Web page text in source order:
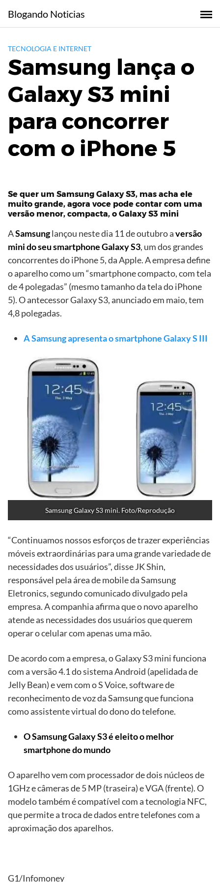
content
Blogando Noticias
TECNOLOGIA E INTERNET
Samsung lança o
Galaxy S3 mini
para concorrer
com o iPhone 5
Se quer um Samsung Galaxy S3, mas acha ele
muito grande, agora voce pode contar com uma
versão menor, compacta, o Galaxy S3 mini
ASamsunglançou neste dia 11 de outubro aversão
mini do seu smartphone Galaxy S3, um dos grandes
concorrentes do iPhone 5, da Apple. A empresa define
o aparelho como um “smartphone compacto, com tela
de 4 polegadas” (mesmo tamanho da tela do iPhone
5). O antecessor Galaxy S3, anunciado em maio, tem
4,8 polegadas.
A Samsung apresenta o smartphone Galaxy S III
Samsung Galaxy S3 mini. Foto/Reprodução
“Continuamos nossos esforços de trazer experiências
móveis extraordinárias para uma grande variedade de
necessidades dos usuários”, disse JK Shin,
responsável pela área de mobile da Samsung
Eletronics, segundo comunicado divulgado pela
empresa. A companhia afirma que o novo aparelho
atende as necessidades dos usuários que querem
operar o celular com apenas uma mão.
De acordo com a empresa, o Galaxy S3 mini funciona
com a versão 4.1 do sistema Android (apelidada de
Jelly Bean) e vem com o S Voice, software de
reconhecimento de voz da Samsung que funciona
como assistente virtual do dono do telefone.
O Samsung Galaxy S3 é eleito o melhor
smartphone do mundo
O aparelho vem com processador de dois núcleos de
1GHz e câmeras de 5 MP (traseira) e VGA (frente). O
modelo também é compatível com a tecnologia NFC,
que permite a troca de dados entre telefones com a
aproximação dos aparelhos.
G1/Infomoney